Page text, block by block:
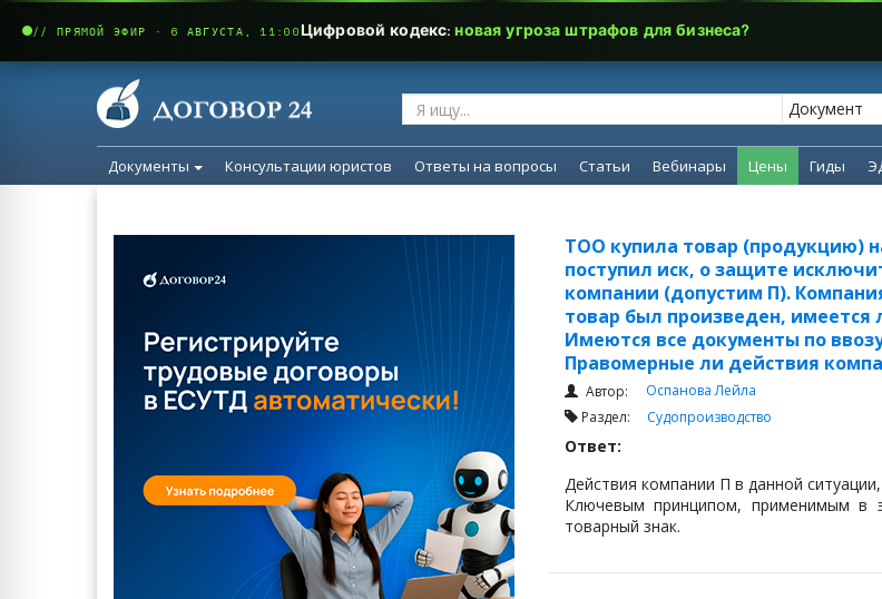
Документы Консультации юристов Ответы на вопросы Статьи Вебинары Цены Гиды
ТОО купила товар (продукцию)
поступил иск, о защите
компании (допустим П).
товар был произведен,
Имеются все документы по
Правомерные ли действия
Автор: Оспанова Лейла
Раздел: Судопроизводство
Ответ:
Действия компании П в данной
Ключевым принципом, применимым в
товарный знак.
// ПРЯМОЙ ЭФИР · 6 АВГУСТА, 11:00Цифровой кодекс:новая угроза штрафов для бизнеса?